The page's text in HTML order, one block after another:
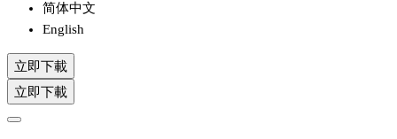
简体中文
English
立即下載
立即下載